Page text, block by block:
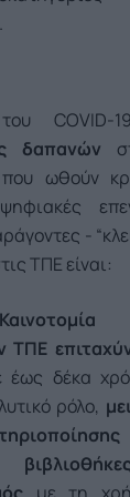
COVID-
δαπανών
που ωθούν
-
ΤΠΕ είναι:
έως δέκα
ρόλο,